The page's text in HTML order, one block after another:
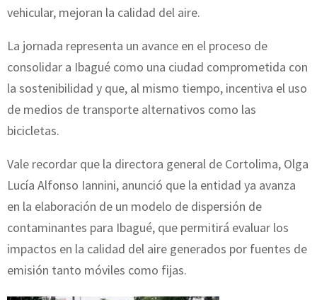
vehicular, mejoran la calidad del aire.
La jornada representa un avance en el proceso de
consolidar a Ibagué como una ciudad comprometida con
la sostenibilidad y que, al mismo tiempo, incentiva el uso
de medios de transporte alternativos como las
bicicletas.
Vale recordar que la directora general de Cortolima, Olga
Lucía Alfonso Iannini, anunció que la entidad ya avanza
en la elaboración de un modelo de dispersión de
contaminantes para Ibagué, que permitirá evaluar los
impactos en la calidad del aire generados por fuentes de
emisión tanto móviles como fijas.